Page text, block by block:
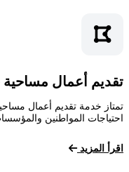
تقديم أعمال مساحية
تمتاز خدمة تقديم أعمال
احتياجات المواطنين
اقرأ المزيد